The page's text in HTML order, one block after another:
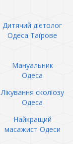
Дитячий дієтолог
Одеса Таїрове
Мануальник
Одеса
Лікування сколіозу
Одеса
Найкращий
масажист Одеси